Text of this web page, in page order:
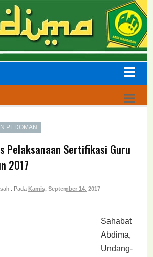
PEDOMAN
Pelaksanaan Sertifikasi Guru
2017
: PadaKamis, September 14, 2017
Sahabat
Abdima,
Undang-